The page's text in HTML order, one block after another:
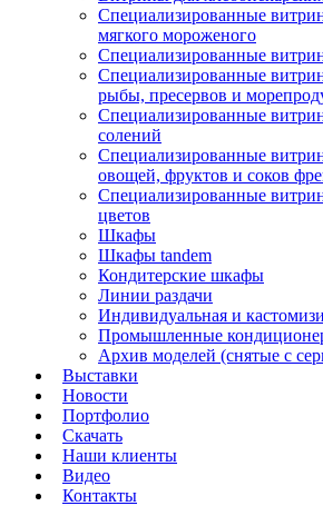
Специализированные
мягкого мороженого
Специализированные
Специализированные
рыбы, пресервов и
Специализированные
солений
Специализированные
овощей, фруктов и соков
Специализированные
цветов
Шкафы
Шкафы tandem
Кондитерские шкафы
Линии раздачи
Индивидуальная и
Промышленные
Архив моделей (снятые с
Выставки
Новости
Портфолио
Скачать
Наши клиенты
Видео
Контакты